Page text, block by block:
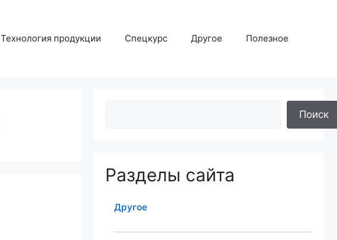
Технология продукции Спецкурс Другое Полезное
Поиск
Разделы сайта
Другое